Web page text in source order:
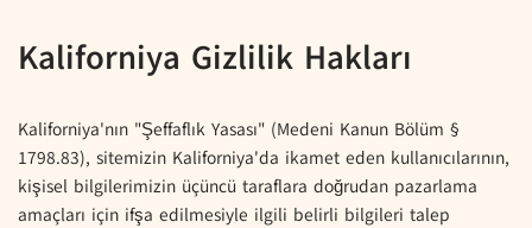
Kaliforniya Gizlilik Hakları
Kaliforniya'nın "Şeffaflık Yasası" (Medeni Kanun Bölüm §
1798.83), sitemizin Kaliforniya'da ikamet eden kullanıcılarının,
kişisel bilgilerimizin üçüncü taraflara doğrudan pazarlama
amaçları için ifşa edilmesiyle ilgili belirli bilgileri talep